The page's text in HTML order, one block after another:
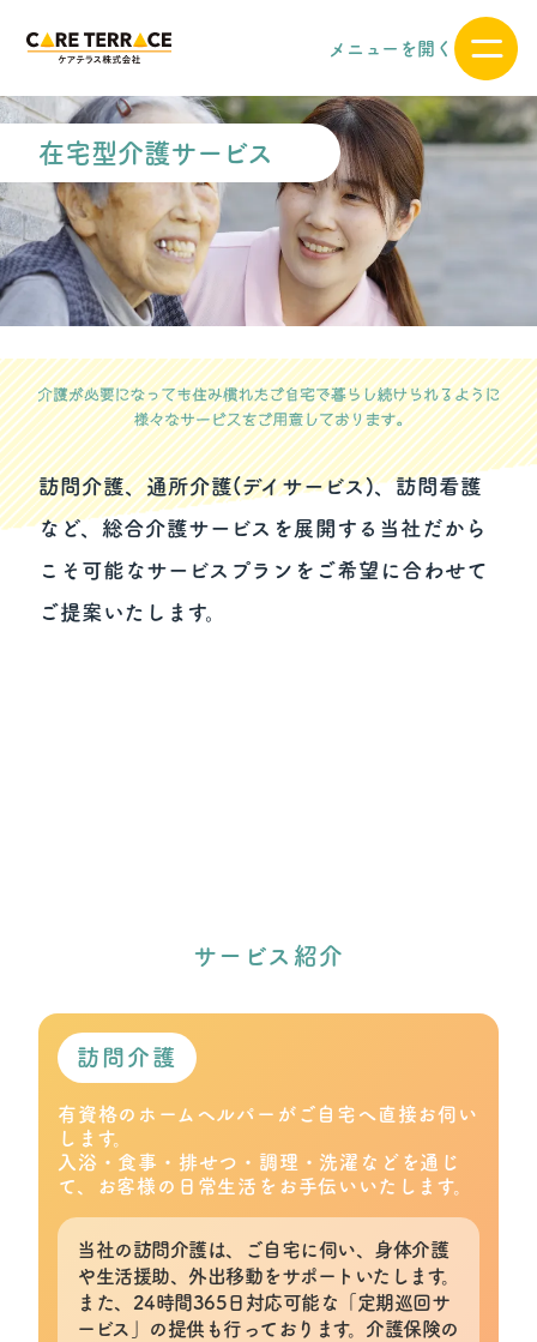
メニューを開く
在宅型介護サービス
訪問介護、通所介護(デイサービス)、訪問看護
など、総合介護サービスを展開する当社だから
こそ可能なサービスプランをご希望に合わせて
ご提案いたします。
サービス紹介
訪問介護
有資格のホームヘルパーがご自宅へ直接お伺い
します。
入浴・食事・排せつ・調理・洗濯などを通じ
て、お客様の日常生活をお手伝いいたします。
当社の訪問介護は、ご自宅に伺い、身体介護
や生活援助、外出移動をサポートいたします。
また、24時間365日対応可能な「定期巡回サ
ービス」の提供も行っております。介護保険の